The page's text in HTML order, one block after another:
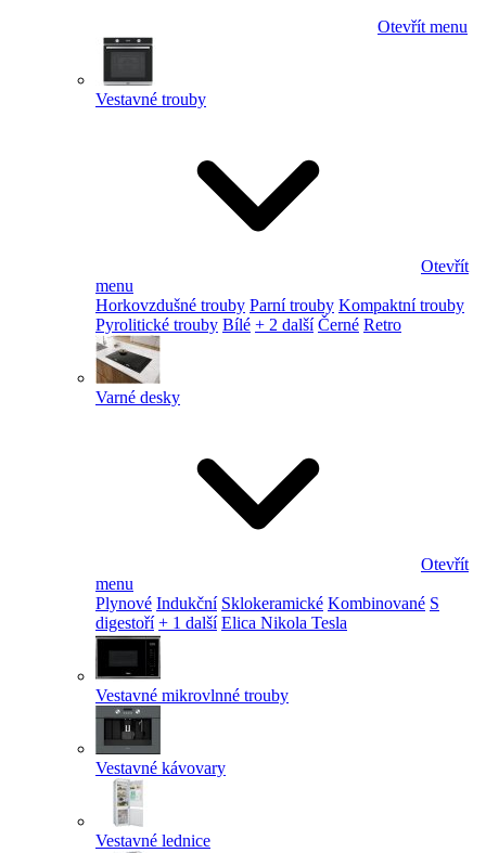
Otevřít menu
Vestavné trouby
Otevřít
menu
Horkovzdušné trouby Parní trouby Kompaktní trouby
Pyrolitické trouby Bílé + 2 další Černé Retro
Varné desky
Otevřít
menu
Plynové Indukční Sklokeramické Kombinované S
digestoří + 1 další Elica Nikola Tesla
Vestavné mikrovlnné trouby
Vestavné kávovary
Vestavné lednice